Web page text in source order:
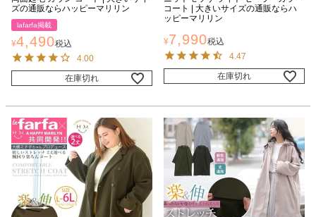
ズの通販ならハッピーマリリン
lafarfa掲載
¥4,490税込
4.00
在庫切れ
コート | 大きいサイズの通販ならハ
ッピーマリリン
¥7,990税込
4.47
在庫切れ